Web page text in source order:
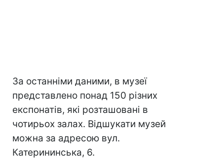
За останніми даними, в музеї
представлено понад 150 різних
експонатів, які розташовані в
чотирьох залах. Відшукати музей
можна за адресою вул.
Катерининська, 6.